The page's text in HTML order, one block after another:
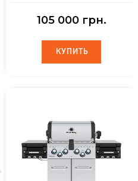
105 000 грн.
КУПИТЬ
КУПИТЬ